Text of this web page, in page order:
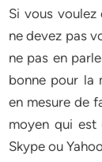
Si vous voulez
ne devez pas
ne pas en
bonne pour la
en mesure de
moyen qui est
Skype ou